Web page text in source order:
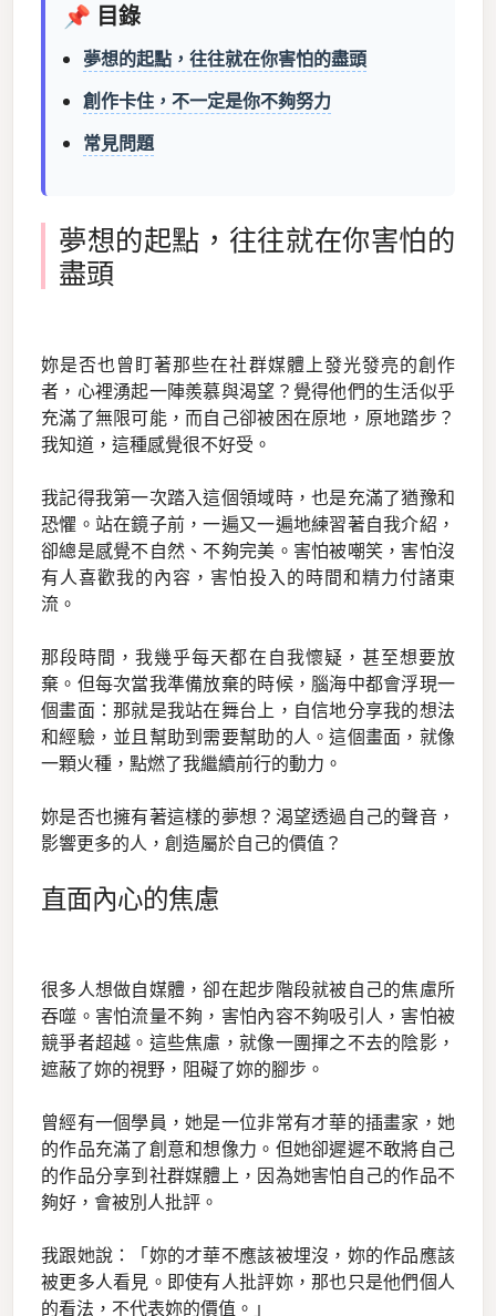
📌 目錄
夢想的起點，往往就在你害怕的盡頭
創作卡住，不一定是你不夠努力
常見問題
夢想的起點，往往就在你害怕的
盡頭
妳是否也曾盯著那些在社群媒體上發光發亮的創作
者，心裡湧起一陣羨慕與渴望？覺得他們的生活似乎
充滿了無限可能，而自己卻被困在原地，原地踏步？
我知道，這種感覺很不好受。
我記得我第一次踏入這個領域時，也是充滿了猶豫和
恐懼。站在鏡子前，一遍又一遍地練習著自我介紹，
卻總是感覺不自然、不夠完美。害怕被嘲笑，害怕沒
有人喜歡我的內容，害怕投入的時間和精力付諸東
流。
那段時間，我幾乎每天都在自我懷疑，甚至想要放
棄。但每次當我準備放棄的時候，腦海中都會浮現一
個畫面：那就是我站在舞台上，自信地分享我的想法
和經驗，並且幫助到需要幫助的人。這個畫面，就像
一顆火種，點燃了我繼續前行的動力。
妳是否也擁有著這樣的夢想？渴望透過自己的聲音，
影響更多的人，創造屬於自己的價值？
直面內心的焦慮
很多人想做自媒體，卻在起步階段就被自己的焦慮所
吞噬。害怕流量不夠，害怕內容不夠吸引人，害怕被
競爭者超越。這些焦慮，就像一團揮之不去的陰影，
遮蔽了妳的視野，阻礙了妳的腳步。
曾經有一個學員，她是一位非常有才華的插畫家，她
的作品充滿了創意和想像力。但她卻遲遲不敢將自己
的作品分享到社群媒體上，因為她害怕自己的作品不
夠好，會被別人批評。
我跟她說：「妳的才華不應該被埋沒，妳的作品應該
被更多人看見。即使有人批評妳，那也只是他們個人
的看法，不代表妳的價值。」